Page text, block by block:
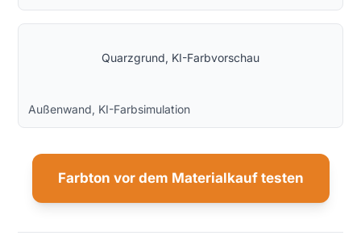
Quarzgrund, KI-Farbvorschau
Außenwand, KI-Farbsimulation
Farbton vor dem Materialkauf testen